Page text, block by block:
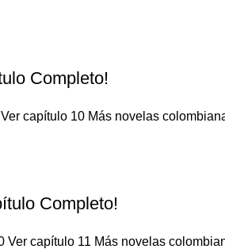
Completo!
capítulo 10 Más novelas
Completo!
capítulo 11 Más novelas